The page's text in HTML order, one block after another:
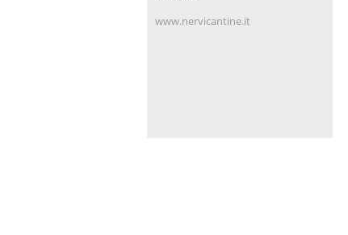
www.nervicantine.it